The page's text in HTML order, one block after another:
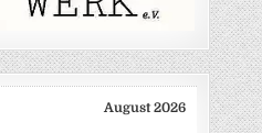
August 2026